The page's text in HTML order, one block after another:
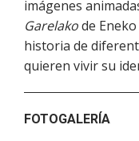
imágenes
Garelakode
historia de
quieren vivir su
FOTOGALERÍA